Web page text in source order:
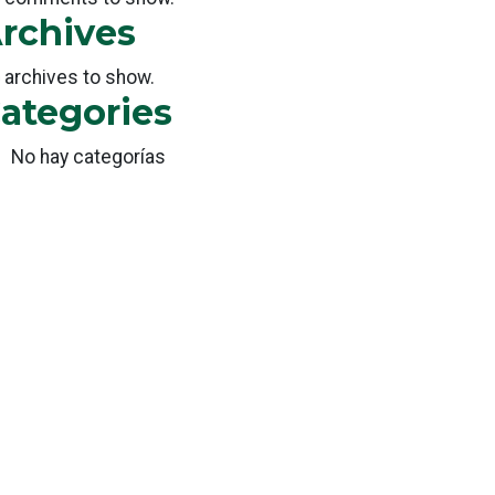
archives to show.
No hay categorías